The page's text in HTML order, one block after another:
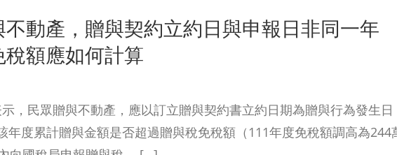
動產，贈與契約立約日與申報日非同一年
稅額應如何計算
，民眾贈與不動產，應以訂立贈與契約書立約日期為贈與行為發生日
年度累計贈與金額是否超過贈與稅免稅額（111年度免稅額調高為244